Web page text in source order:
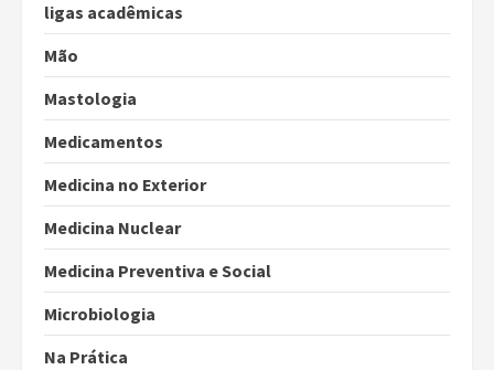
ligas acadêmicas
Mão
Mastologia
Medicamentos
Medicina no Exterior
Medicina Nuclear
Medicina Preventiva e Social
Microbiologia
Na Prática